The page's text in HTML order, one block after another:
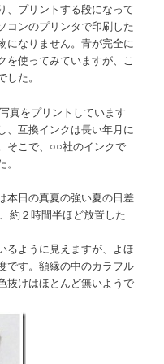
、プリントする段になって
コンのプリンタで印刷した
になりません。青が完全に
を使ってみていますが、こ
た。
真をプリントしています
、互換インクは長い年月に
そこで、○○社のインクで
本日の真夏の強い夏の日差
約２時間半ほど放置した
るように見えますが、よほ
です。額縁の中のカラフル
抜けはほとんど無いようで